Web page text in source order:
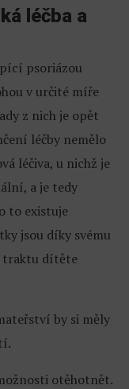
léčba a
psoriázou
v určité míře
z nich je opět
léčby nemělo
léčiva, u nichž je
a je tedy
to existuje
jsou díky svému
traktu dítěte
by si měly
otěhotnět.